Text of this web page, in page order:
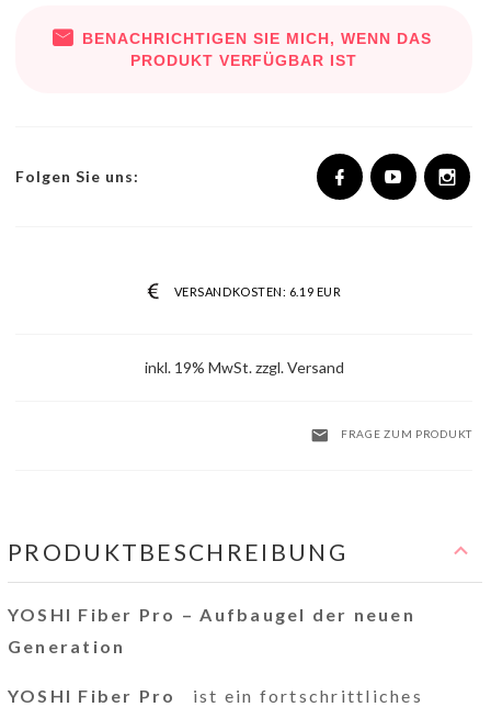
BENACHRICHTIGEN SIE MICH, WENN DAS
PRODUKT VERFÜGBAR IST
Folgen Sie uns:
VERSANDKOSTEN: 6.19 EUR
inkl. 19% MwSt. zzgl. Versand
FRAGE ZUM PRODUKT
PRODUKTBESCHREIBUNG
YOSHI Fiber Pro – Aufbaugel der neuen
Generation
YOSHI Fiber Pro
ist ein fortschrittliches